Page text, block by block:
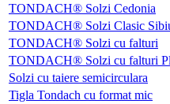
TONDACH® Solzi Cedonia
TONDACH® Solzi Clasic
TONDACH® Solzi cu falturi
TONDACH® Solzi cu falturi
Solzi cu taiere semicirculara
Tigla Tondach cu format mic